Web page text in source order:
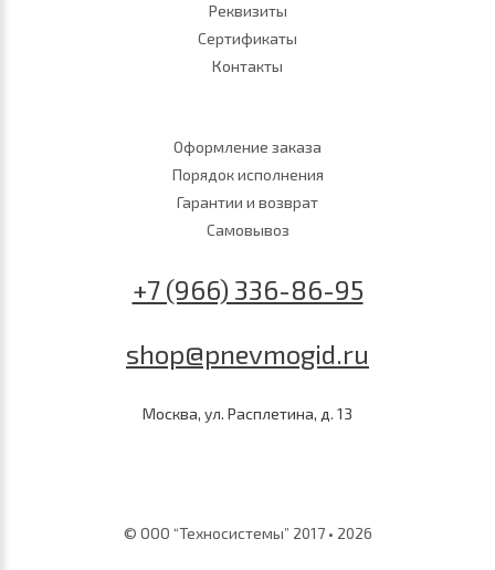
Реквизиты
Сертификаты
Контакты
Оформление заказа
Порядок исполнения
Гарантии и возврат
Самовывоз
+7 (966) 336-86-95
shop@pnevmogid.ru
Москва, ул. Расплетина, д. 13
© ООО “Техносистемы” 2017 • 2026